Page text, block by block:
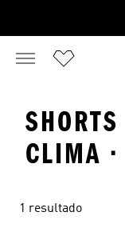
CLIMA ·
1 resultado